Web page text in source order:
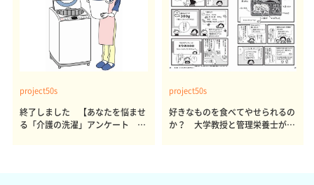
project50s
終了しました 【あなたを悩ませ
る「介護の洗濯」アンケート 体
project50s
好きなものを食べてやせられるの
か？ 大学教授と管理栄養士が出